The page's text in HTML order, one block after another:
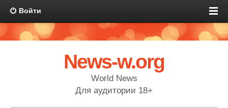
Войти
News-w.org
World News
Для аудитории 18+